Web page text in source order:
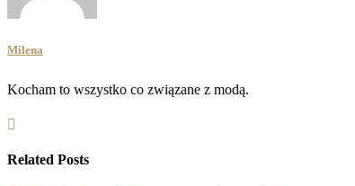
Milena
Kocham to wszystko co związane z modą.
Related Posts